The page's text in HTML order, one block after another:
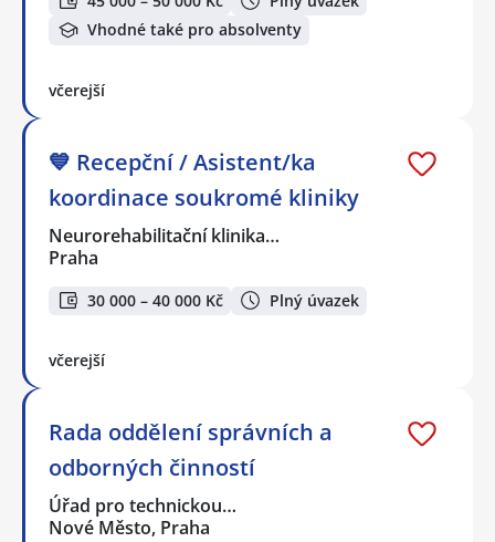
Vhodné také pro absolventy
včerejší
💙 Recepční / Asistent/ka
koordinace soukromé kliniky
Neurorehabilitační klinika…
Praha
30 000 – 40 000 Kč Plný úvazek
včerejší
Rada oddělení správních a
odborných činností
Úřad pro technickou…
Nové Město, Praha